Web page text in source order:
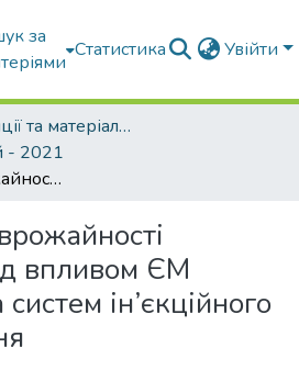
за
Статистика Увійти
Конференції та матеріали конференцій
- 2021
Формування врожайності баклажану під впливом ЄМ препаратів та систем ін’єкційного мікрозрошення
впливом ЄМ
ін’єкційного